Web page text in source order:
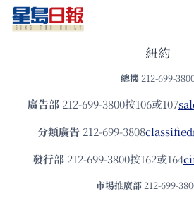
紐約
總機 212-699-
廣告部212-699-3800按106或107
分類廣告 212-699-3808
發⾏部 212-699-3800按162或164
市場推廣部 212-699-